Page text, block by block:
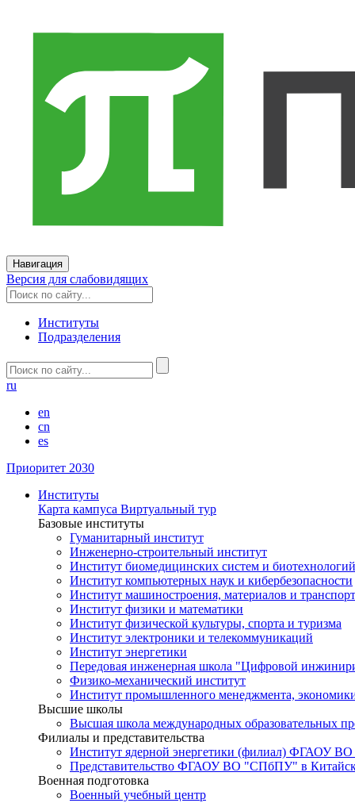
Навигация
Версия для слабовидящих
Институты
Подразделения
ru
en
cn
es
Приоритет 2030
Институты
Карта кампуса Виртуальный тур
Базовые институты
Гуманитарный институт
Инженерно-строительный институт
Институт биомедицинских систем и биотехнологий
Институт компьютерных наук и кибербезопасности
Институт машиностроения, материалов и
Институт физики и математики
Институт физической культуры, спорта и туризма
Институт электроники и телекоммуникаций
Институт энергетики
Передовая инженерная школа "Цифровой
Физико-механический институт
Институт промышленного менеджмента,
Высшие школы
Высшая школа международных образовательных
Филиалы и представительства
Институт ядерной энергетики (филиал) ФГАОУ
Представительство ФГАОУ ВО "СПбПУ" в
Военная подготовка
Военный учебный центр